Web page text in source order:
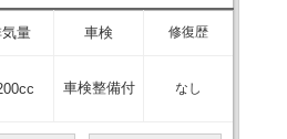
量 車検 修復歴
車検整備付 なし